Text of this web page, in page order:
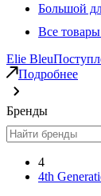
Большой
Все
Elie Bleu
Подробнее
Бренды
4
4th